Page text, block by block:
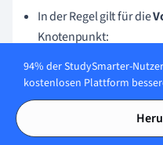
In der Regel gilt für die
Knotenpunkt:
Ströme, die in den
positivesVorzeichen
Ströme, die aus
negativesVorzeichen
94% der StudySmarter-
kostenlosen Plattform